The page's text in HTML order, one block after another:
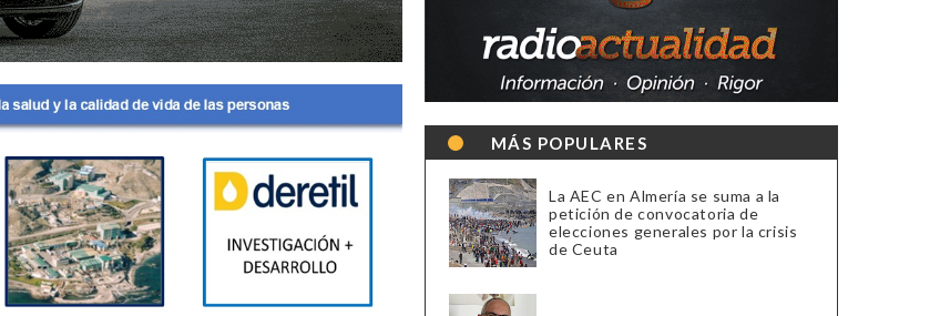
MÁS POPULARES
La AEC en Almería se suma a la
petición de convocatoria de
elecciones generales por la crisis
de Ceuta